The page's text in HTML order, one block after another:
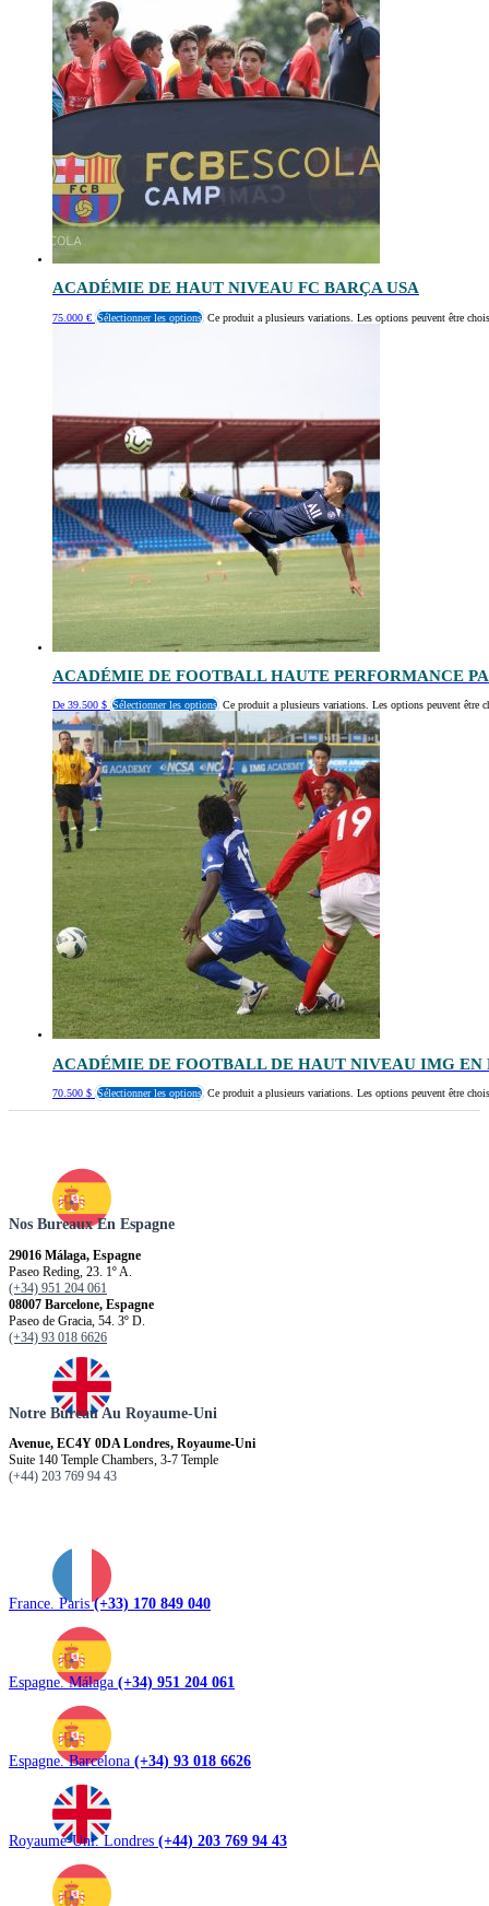
ACADÉMIE DE HAUT NIVEAU FC BARÇA USA
75.000 € Sélectionner les options Ce produit a plusieurs variations. Les options peuvent être
ACADÉMIE DE FOOTBALL HAUTE PERFORMANCE
De 39.500 $ Sélectionner les options Ce produit a plusieurs variations. Les options peuvent être
ACADÉMIE DE FOOTBALL DE HAUT NIVEAU IMG EN
70.500 $ Sélectionner les options Ce produit a plusieurs variations. Les options peuvent être
Nos Bureaux En Espagne
29016 Málaga, Espagne
Paseo Reding, 23. 1º A.
(+34) 951 204 061
08007 Barcelone, Espagne
Paseo de Gracia, 54. 3º D.
(+34) 93 018 6626
Notre Bureau Au Royaume-Uni
Avenue, EC4Y 0DA Londres, Royaume-Uni
Suite 140 Temple Chambers, 3-7 Temple
(+44) 203 769 94 43
France. Paris(+33) 170 849 040
Espagne. Málaga (+34) 951 204 061
Espagne. Barcelona (+34) 93 018 6626
Royaume-Uni. Londres (+44) 203 769 94 43